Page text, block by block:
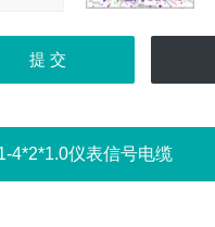
4*2*1.0仪表信号电缆